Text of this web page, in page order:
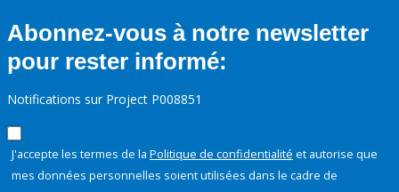
Abonnez-vous à notre newsletter
pour rester informé:
Notifications sur Project P008851
J'accepte les termes de la Politique de confidentialité et autorise que
mes données personnelles soient utilisées dans le cadre de